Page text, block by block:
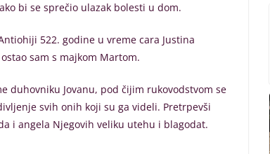
bi se sprečio ulazak bolesti u dom.
522. godine u vreme cara Justina
sam s majkom Martom.
duhovniku Jovanu, pod čijim rukovodstvom se
svih onih koji su ga videli. Pretrpevši
i angela Njegovih veliku utehu i blagodat.